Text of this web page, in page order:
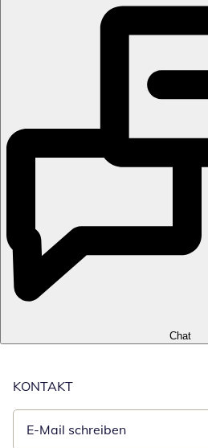
Chat
KONTAKT
E-Mail schreiben
Öffnet E-Mail-Client